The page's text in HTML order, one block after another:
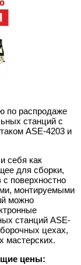
по распродаже
станций с
ASE-4203 и
себя как
для сборки,
поверхностно
монтируемыми
можно
станций ASE-
цехах,
мастерских.
цены: